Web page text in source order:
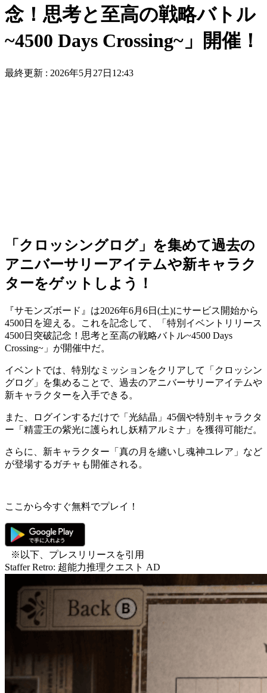
念！思考と至高の戦略バトル
~4500 Days Crossing~」開催！
最終更新 : 2026年5月27日12:43
「クロッシングログ」を集めて過去の
アニバーサリーアイテムや新キャラク
ターをゲットしよう！
『サモンズボード』は2026年6月6日(土)にサービス開始から
4500日 を迎える。これを記念して、「 特別イベントリリース
4500日突破記念！思考と至高の戦略バトル~4500 Days
Crossing~ 」が開催中だ。
イベントでは、特別なミッションをクリアして「 クロッシン
グログ 」を集めることで、 過去のアニバーサリーアイテムや
新キャラクターを入手できる。
また、ログインするだけで「 光結晶 」45個や特別キャラクタ
ー「 精霊王の紫光に護られし妖精アルミナ 」を獲得可能だ。
さらに、新キャラクター「 真の月を纏いし魂神ユレア 」など
が登場するガチャも開催される。
ここから今すぐ無料でプレイ！
※以下、プレスリリースを引用
Staffer Retro: 超能力推理クエスト AD